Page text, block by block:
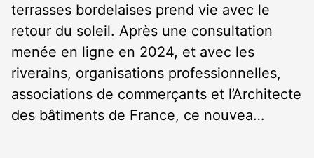
terrasses bordelaises prend vie avec le
retour du soleil. Après une consultation
menée en ligne en 2024, et avec les
riverains, organisations professionnelles,
associations de commerçants et l’Architecte
des bâtiments de France, ce nouvea…